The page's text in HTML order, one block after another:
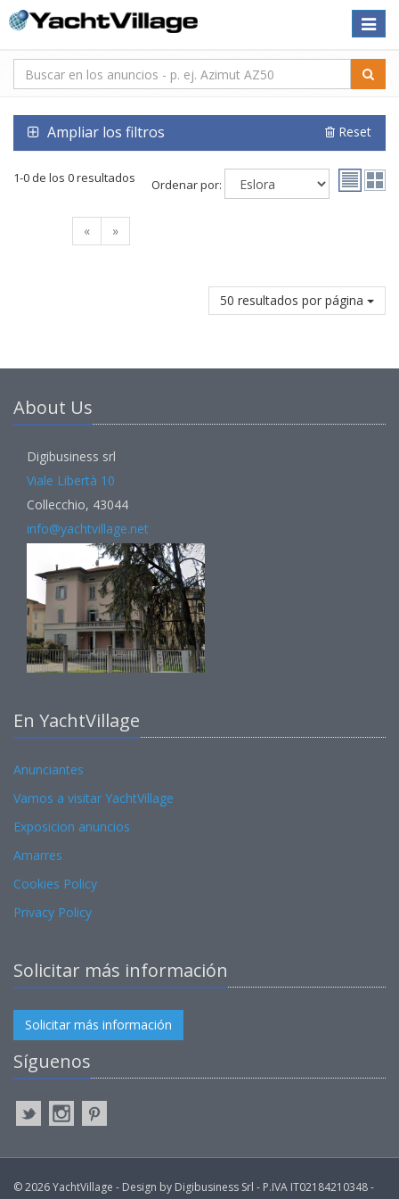
Toggle
Ampliar los filtros Reset
1-0 de los 0 resultados Ordenar por:
« »
50 resultados por página
About Us
Digibusiness srl
Viale Libertà 10
Collecchio, 43044
info@yachtvillage.net
En YachtVillage
Anunciantes
Vamos a visitar YachtVillage
Exposicion anuncios
Amarres
Cookies Policy
Privacy Policy
Solicitar más información
Solicitar más información
Síguenos
© 2026 YachtVillage - Design by Digibusiness Srl - P.IVA IT02184210348 -